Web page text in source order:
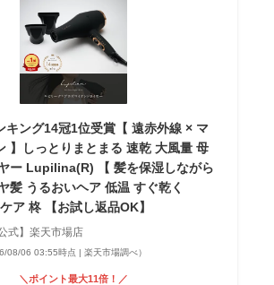
キング14冠1位受賞【 遠赤外線 × マ
】しっとりまとまる 速乾 大風量 母
ー Lupilina(R) 【 髪を保湿しながら
髪 うるおいヘア 低温 すぐ乾く
ア 柊 【お試し返品OK】
式】楽天市場店
08/06 03:55時点 | 楽天市場調べ）
＼ポイント最大11倍！／